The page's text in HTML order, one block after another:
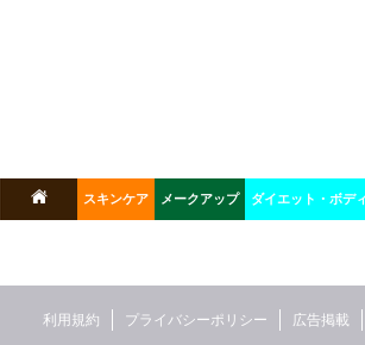
スキンケア メークアップ ダイエット・ボデ
広告掲載
プライバシーポリシー
利用規約